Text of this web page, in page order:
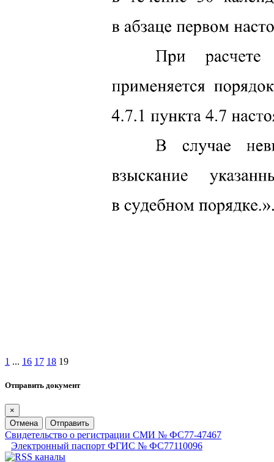
1 ... 16 17 18 19
Отправить документ
×
Отмена
Отправить
Свидетельство о регистрации СМИ № ФС77-47467
Электронный паспорт ФГИС № ФС77110096